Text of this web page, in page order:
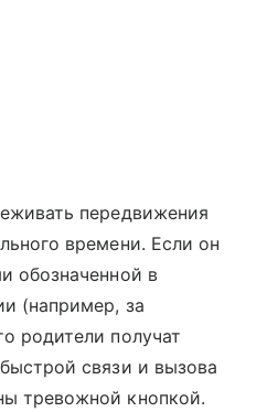
передвижения
времени. Если он
обозначенной в
(например, за
родители получат
связи и вызова
тревожной кнопкой.